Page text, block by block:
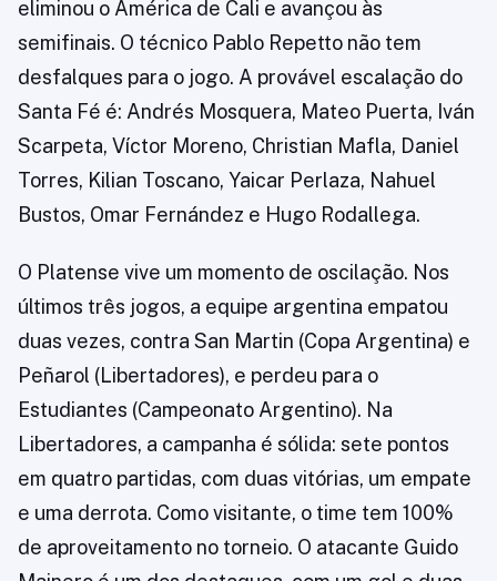
eliminou o América de Cali e avançou às
semifinais. O técnico Pablo Repetto não tem
desfalques para o jogo. A provável escalação do
Santa Fé é: Andrés Mosquera, Mateo Puerta, Iván
Scarpeta, Víctor Moreno, Christian Mafla, Daniel
Torres, Kilian Toscano, Yaicar Perlaza, Nahuel
Bustos, Omar Fernández e Hugo Rodallega.
O Platense vive um momento de oscilação. Nos
últimos três jogos, a equipe argentina empatou
duas vezes, contra San Martin (Copa Argentina) e
Peñarol (Libertadores), e perdeu para o
Estudiantes (Campeonato Argentino). Na
Libertadores, a campanha é sólida: sete pontos
em quatro partidas, com duas vitórias, um empate
e uma derrota. Como visitante, o time tem 100%
de aproveitamento no torneio. O atacante Guido